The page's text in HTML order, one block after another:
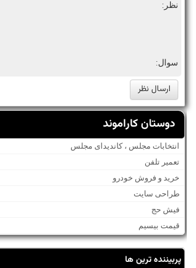
نظر:
سوال:
دوستان کاراموند
انتخابات مجلس ، کاندیدای مجلس
تعمیر تلفن
خرید و فروش خودرو
طراحی سایت
فیش حج
قیمت بیسیم
پربیننده ترین ها